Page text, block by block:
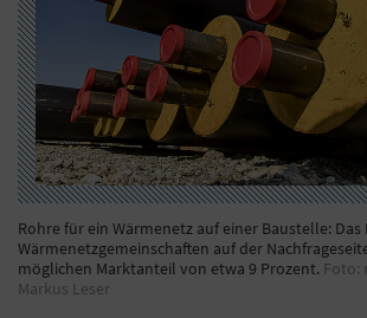
Rohre für ein Wärmenetz auf einer Baustelle:
Wärmenetzgemeinschaften auf der
möglichen Marktanteil von etwa 9 Prozent. Foto:
Markus Leser